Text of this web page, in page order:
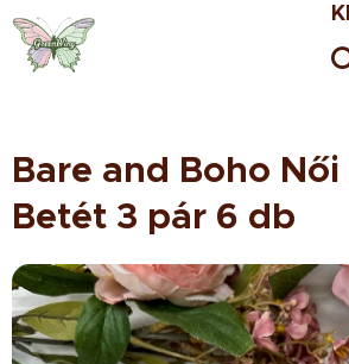
Bare and Boho
Betét 3 pár 6 db